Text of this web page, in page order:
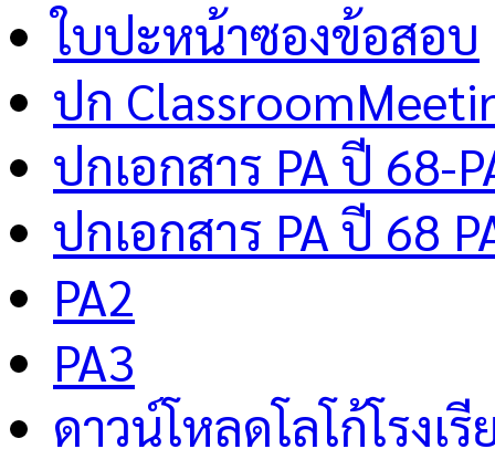
ใบปะหน้าซองข้อสอบ
ปก
ปกเอกสาร PA ปี 68-
ปกเอกสาร PA ปี 68
PA2
PA3
ดาวน์โหลดโลโก้โรงเ